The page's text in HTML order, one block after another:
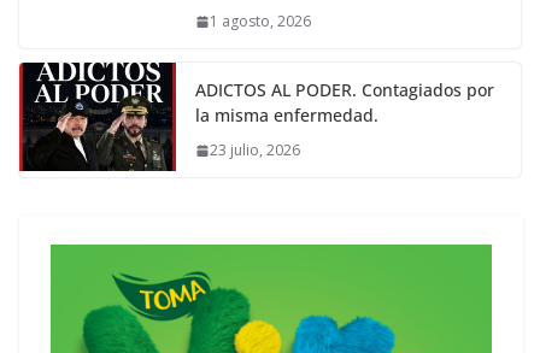
1 agosto, 2026
ADICTOS AL PODER. Contagiados por
la misma enfermedad.
23 julio, 2026